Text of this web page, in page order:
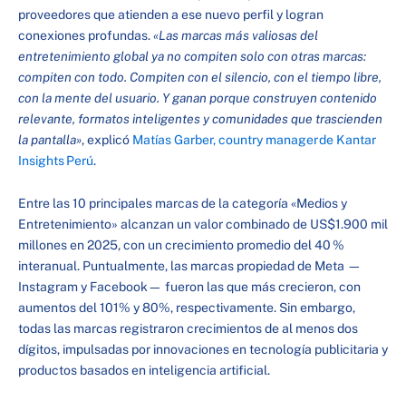
proveedores que atienden a ese nuevo perfil y logran
conexiones profundas.«Las marcas más valiosas del
entretenimiento global ya no compiten solo con otras marcas:
compiten con todo. Compiten con el silencio, con el tiempo libre,
con la mente del usuario. Y ganan porque construyen contenido
relevante, formatos inteligentes y comunidades que trascienden
la pantalla», explicó Matías Garber, country manager de Kantar
Insights Perú.
Entre las 10 principales marcas de la categoría «Medios y
Entretenimiento» alcanzan un valor combinado de US$1.900 mil
millones en 2025, con un crecimiento promedio del 40 %
interanual. Puntualmente, las marcas propiedad de Meta —
Instagram y Facebook— fueron las que más crecieron, con
aumentos del 101% y 80%, respectivamente. Sin embargo,
todas las marcas registraron crecimientos de al menos dos
dígitos, impulsadas por innovaciones en tecnología publicitaria y
productos basados en inteligencia artificial.